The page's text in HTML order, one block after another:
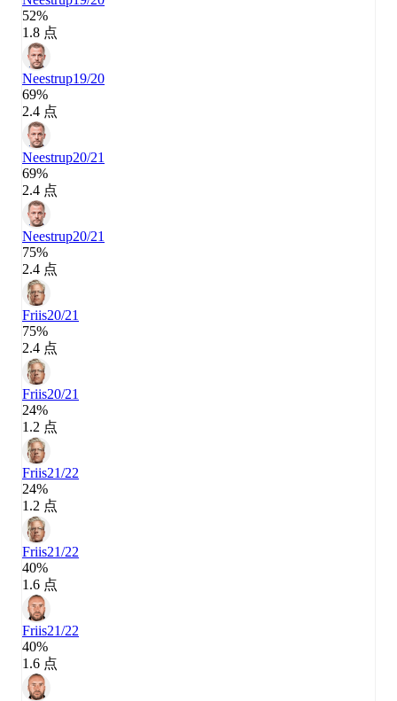
52%
1.8 点
Neestrup19/20
69%
2.4 点
Neestrup20/21
69%
2.4 点
Neestrup20/21
75%
2.4 点
Friis20/21
75%
2.4 点
Friis20/21
24%
1.2 点
Friis21/22
24%
1.2 点
Friis21/22
40%
1.6 点
Friis21/22
40%
1.6 点